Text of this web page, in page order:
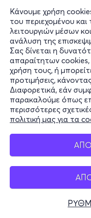
Κάνουμε χρήση
του περιεχομένου
λειτουργιών μέσων
ανάλυση της
Σας δίνεται η
απαραίτητων
χρήση τους, ή
προτιμήσεις,
Διαφορετικά, εάν
παρακαλούμε όπως
περισσότερες
πολιτική μας για τα